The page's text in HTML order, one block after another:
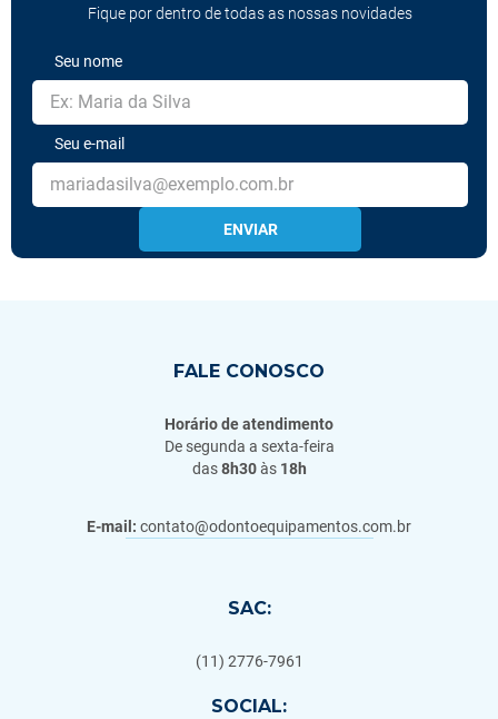
Fique por dentro de todas as nossas novidades
Seu nome
Seu e-mail
ENVIAR
FALE CONOSCO
Horário de atendimento
De segunda a sexta-feira
das8h30às 18h
E-mail: contato@odontoequipamentos.com.br
SAC:
(11) 2776-7961
SOCIAL: